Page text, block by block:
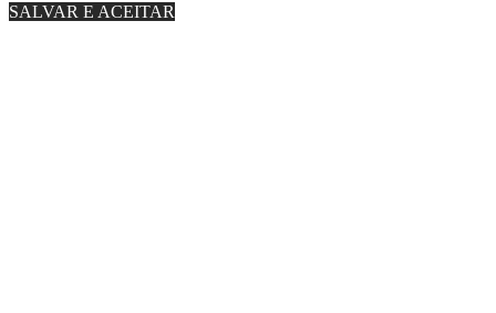
SALVAR E ACEITAR